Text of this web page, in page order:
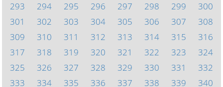
293
294 295 296 297 298 299
300
301
302 303 304 305 306 307
308
309
310 311 312 313 314 315
316
317
318 319 320 321 322 323
324
325
326 327 328 329 330 331
332
333
334 335 336 337 338 339 340